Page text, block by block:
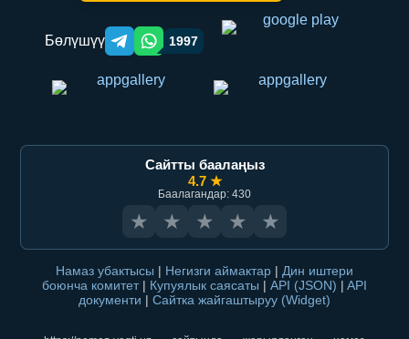
Бөлүшүү Telegram orqali ulashish
WhatsApp orqali ulashish
1997
Сайтты баалаңыз
4.7 ★
Баалагандар: 430
★ ★ ★ ★ ★
Намаз убактысы | Негизги аймактар | Дин иштери
боюнча комитет | Купуялык саясаты | API (JSON) | API
документи | Сайтка жайгаштыруу (Widget)